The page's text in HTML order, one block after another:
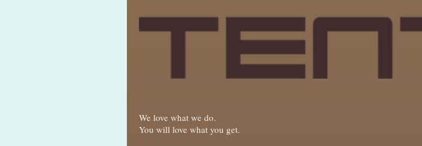
We love what we do.
You will love what you get.